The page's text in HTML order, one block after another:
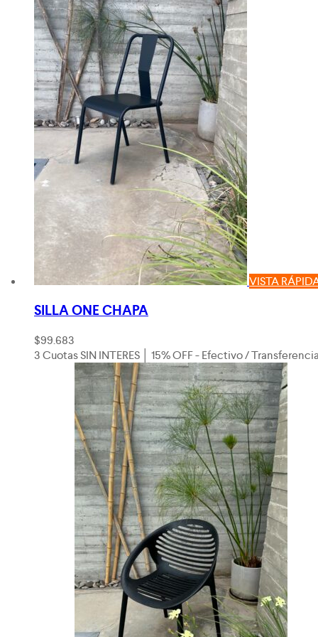
VISTA
SILLA ONE CHAPA
$99.683
3 Cuotas SIN INTERES │ 15% OFF - Efectivo /